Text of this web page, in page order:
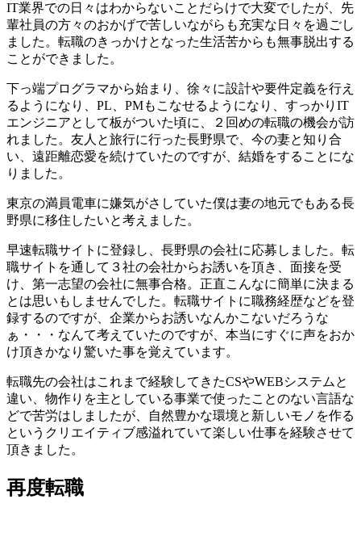
IT業界での日々はわからないことだらけで大変でしたが、先
輩社員の方々のおかげで苦しいながらも充実な日々を過ごし
ました。転職のきっかけとなった生活苦からも無事脱出する
ことができました。
下っ端プログラマから始まり、徐々に設計や要件定義を行え
るようになり、PL、PMもこなせるようになり、すっかり IT
エンジニアとして板がついた頃に、２回めの転職の機会が訪
れました。友人と旅行に行った長野県で、今の妻と知り合
い、遠距離恋愛を続けていたのですが、結婚をすることにな
りました。
東京の満員電車に嫌気がさしていた僕は妻の地元でもある長
野県に移住したいと考えました。
早速転職サイトに登録し、長野県の会社に応募しました。転
職サイトを通して３社の会社からお誘いを頂き、面接を受
け、第一志望の会社に無事合格。正直こんなに簡単に決まる
とは思いもしませんでした。転職サイトに職務経歴などを登
録するのですが、企業からお誘いなんかこないだろうな
ぁ・・・なんて考えていたのですが、本当にすぐに声をおか
け頂きかなり驚いた事を覚えています。
転職先の会社はこれまで経験してきたCSやWEBシステムと
違い、物作りを主としている事業で使ったことのない言語な
どで苦労はしましたが、
自然豊かな環境と新しいモノを作る
というクリエイティブ感溢れていて楽しい仕事を経験させて
頂きました。
再度転職